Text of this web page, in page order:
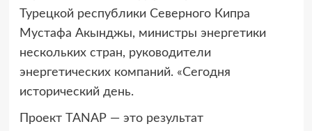
Турецкой республики Северного Кипра
Мустафа Акынджы, министры энергетики
нескольких стран, руководители
энергетических компаний. «Сегодня
исторический день.
Проект TANAP — это результат